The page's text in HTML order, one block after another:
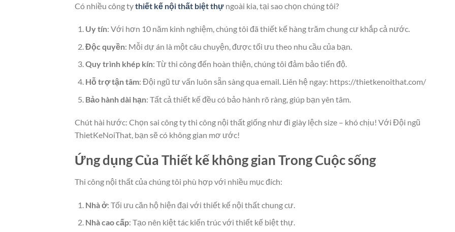
Có nhiều công tythiết kế nội thất biệt thự ngoài kia, tại sao chọn chúng tôi?
Uy tín: Với hơn 10 năm kinh nghiệm, chúng tôi đã thiết kế hàng trăm chung cư khắp cả nước.
Độc quyền: Mỗi dự án là một câu chuyện, được tối ưu theo nhu cầu của bạn.
Quy trình khép kín: Từ thi công đến hoàn thiện, chúng tôi đảm bảo tiến độ.
Hỗ trợ tận tâm: Đội ngũ tư vấn luôn sẵn sàng qua email. Liên hệ ngay: https://thietkenoithat.com/
Bảo hành dài hạn: Tất cả thiết kế đều có bảo hành rõ ràng, giúp bạn yên tâm.
Chút hài hước: Chọn sai công ty thi công nội thất giống như đi giày lệch size – khó chịu! Với Đội ngũ
ThietKeNoiThat, bạn sẽ có không gian mơ ước!
Ứng dụng Của Thiết kế không gian Trong Cuộc sống
Thi công nội thất của chúng tôi phù hợp với nhiều mục đích:
Nhà ở: Tối ưu căn hộ hiện đại với thiết kế nội thất chung cư.
Nhà cao cấp: Tạo nên kiệt tác kiến trúc với thiết kế biệt thự.